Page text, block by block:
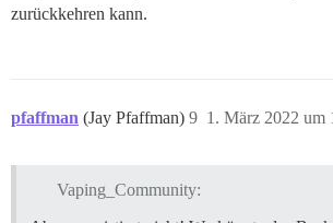
zurückkehren kann.
pfaffman (Jay Pfaffman) 1. März 2022 um
9
Vaping_Community: